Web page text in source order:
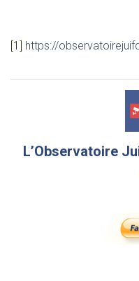
[1] https://
L’Observatoire